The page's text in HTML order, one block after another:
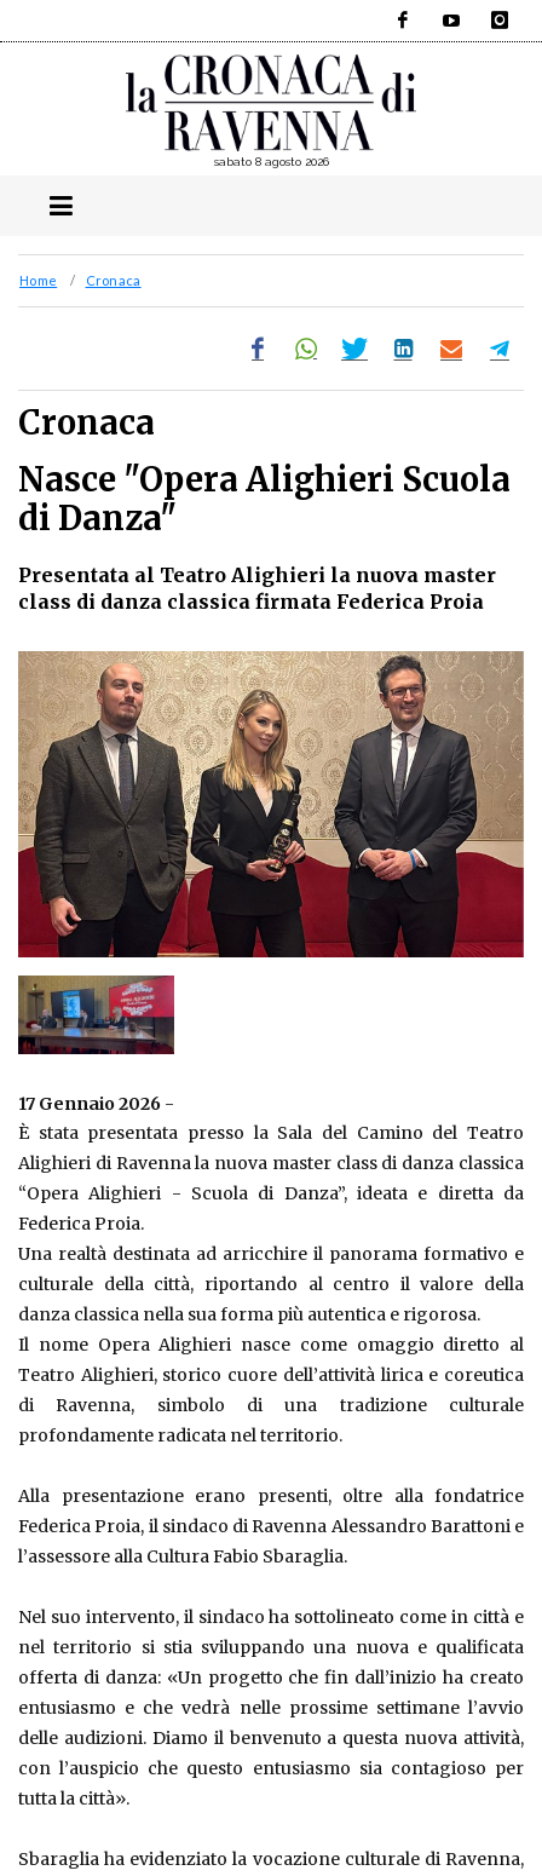
sabato 8 agosto 2026
Home Cronaca
Cronaca
Nasce "Opera Alighieri Scuola
di Danza"
Presentata al Teatro Alighieri la nuova master
class di danza classica firmata Federica Proia
17 Gennaio 2026 -
È stata presentata presso la Sala del Camino del Teatro
Alighieri di Ravenna la nuova master class di danza classica
“Opera Alighieri - Scuola di Danza”, ideata e diretta da
Federica Proia.
Una realtà destinata ad arricchire il panorama formativo e
culturale della città, riportando al centro il valore della
danza classica nella sua forma più autentica e rigorosa.
Il nome Opera Alighieri nasce come omaggio diretto al
Teatro Alighieri, storico cuore dell’attività lirica e coreutica
di Ravenna, simbolo di una tradizione culturale
profondamente radicata nel territorio.
Alla presentazione erano presenti, oltre alla fondatrice
Federica Proia, il sindaco di Ravenna Alessandro Barattoni e
l’assessore alla Cultura Fabio Sbaraglia.
Nel suo intervento, il sindaco ha sottolineato come in città e
nel territorio si stia sviluppando una nuova e qualificata
offerta di danza: «Un progetto che fin dall’inizio ha creato
entusiasmo e che vedrà nelle prossime settimane l’avvio
delle audizioni. Diamo il benvenuto a questa nuova attività,
con l’auspicio che questo entusiasmo sia contagioso per
tutta la città».
Sbaraglia ha evidenziato la vocazione culturale di Ravenna,